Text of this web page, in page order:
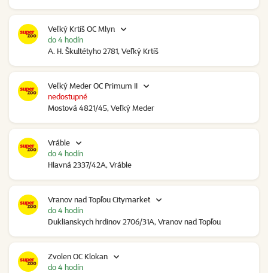
Veľký Krtíš OC Mlyn
A. H. Škultétyho 2781, Veľký Krtíš
do 4 hodín
Veľký Meder OC Primum II
Mostová 4821/45, Veľký Meder
nedostupné
Vráble
Hlavná 2337/42A, Vráble
do 4 hodín
Vranov nad Topľou Citymarket
Duklianskych hrdinov 2706/31A, Vranov nad Topľou
do 4 hodín
Zvolen OC Klokan
do 4 hodín